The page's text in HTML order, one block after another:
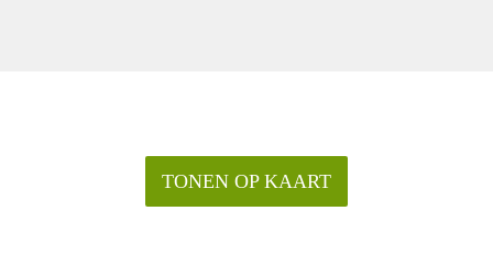
TONEN OP KAART